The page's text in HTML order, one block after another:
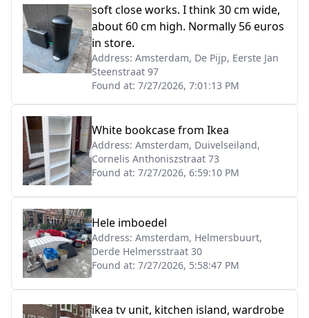
soft close works. I think 30 cm wide,
about 60 cm high. Normally 56 euros
in store.
Address: Amsterdam, De Pijp, Eerste Jan
Steenstraat 97
Found at: 7/27/2026, 7:01:13 PM
White bookcase from Ikea
Address: Amsterdam, Duivelseiland,
Cornelis Anthoniszstraat 73
Found at: 7/27/2026, 6:59:10 PM
Hele imboedel
Address: Amsterdam, Helmersbuurt,
Derde Helmersstraat 30
Found at: 7/27/2026, 5:58:47 PM
ikea tv unit, kitchen island, wardrobe